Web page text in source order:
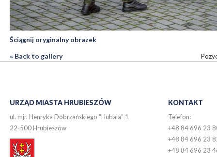
Ściągnij oryginalny obrazek
« Back to gallery
URZĄD MIASTA HRUBIESZÓW
ul. mjr. Henryka Dobrzańskiego "Hubala" 1
22-500 Hrubieszów
KONTAKT
Telefon:
+48 84 696 23
+48 84 696 23
+48 84 696 23